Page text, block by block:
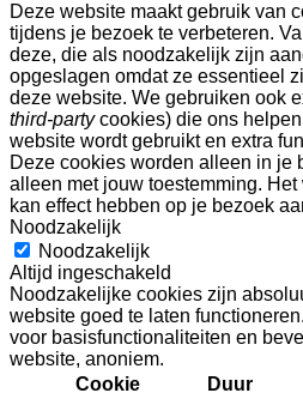
Deze website maakt gebruik van
tijdens je bezoek te verbeteren.
deze, die als noodzakelijk zijn
opgeslagen omdat ze essentieel
deze website. We gebruiken ook
third-partycookies) die ons
website wordt gebruikt en extra
Deze cookies worden alleen in je
alleen met jouw toestemming.
kan effect hebben op je bezoek
Noodzakelijk
Noodzakelijk
Altijd ingeschakeld
Noodzakelijke cookies zijn
website goed te laten
voor basisfunctionaliteiten en
website, anoniem.
Cookie
Duur